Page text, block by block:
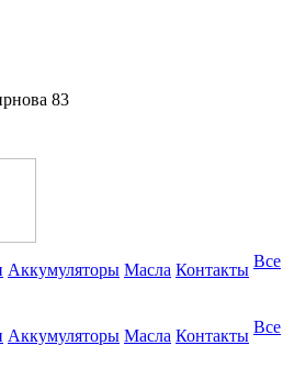
83
Аккумуляторы Масла Контакты Все
Аккумуляторы Масла Контакты Все